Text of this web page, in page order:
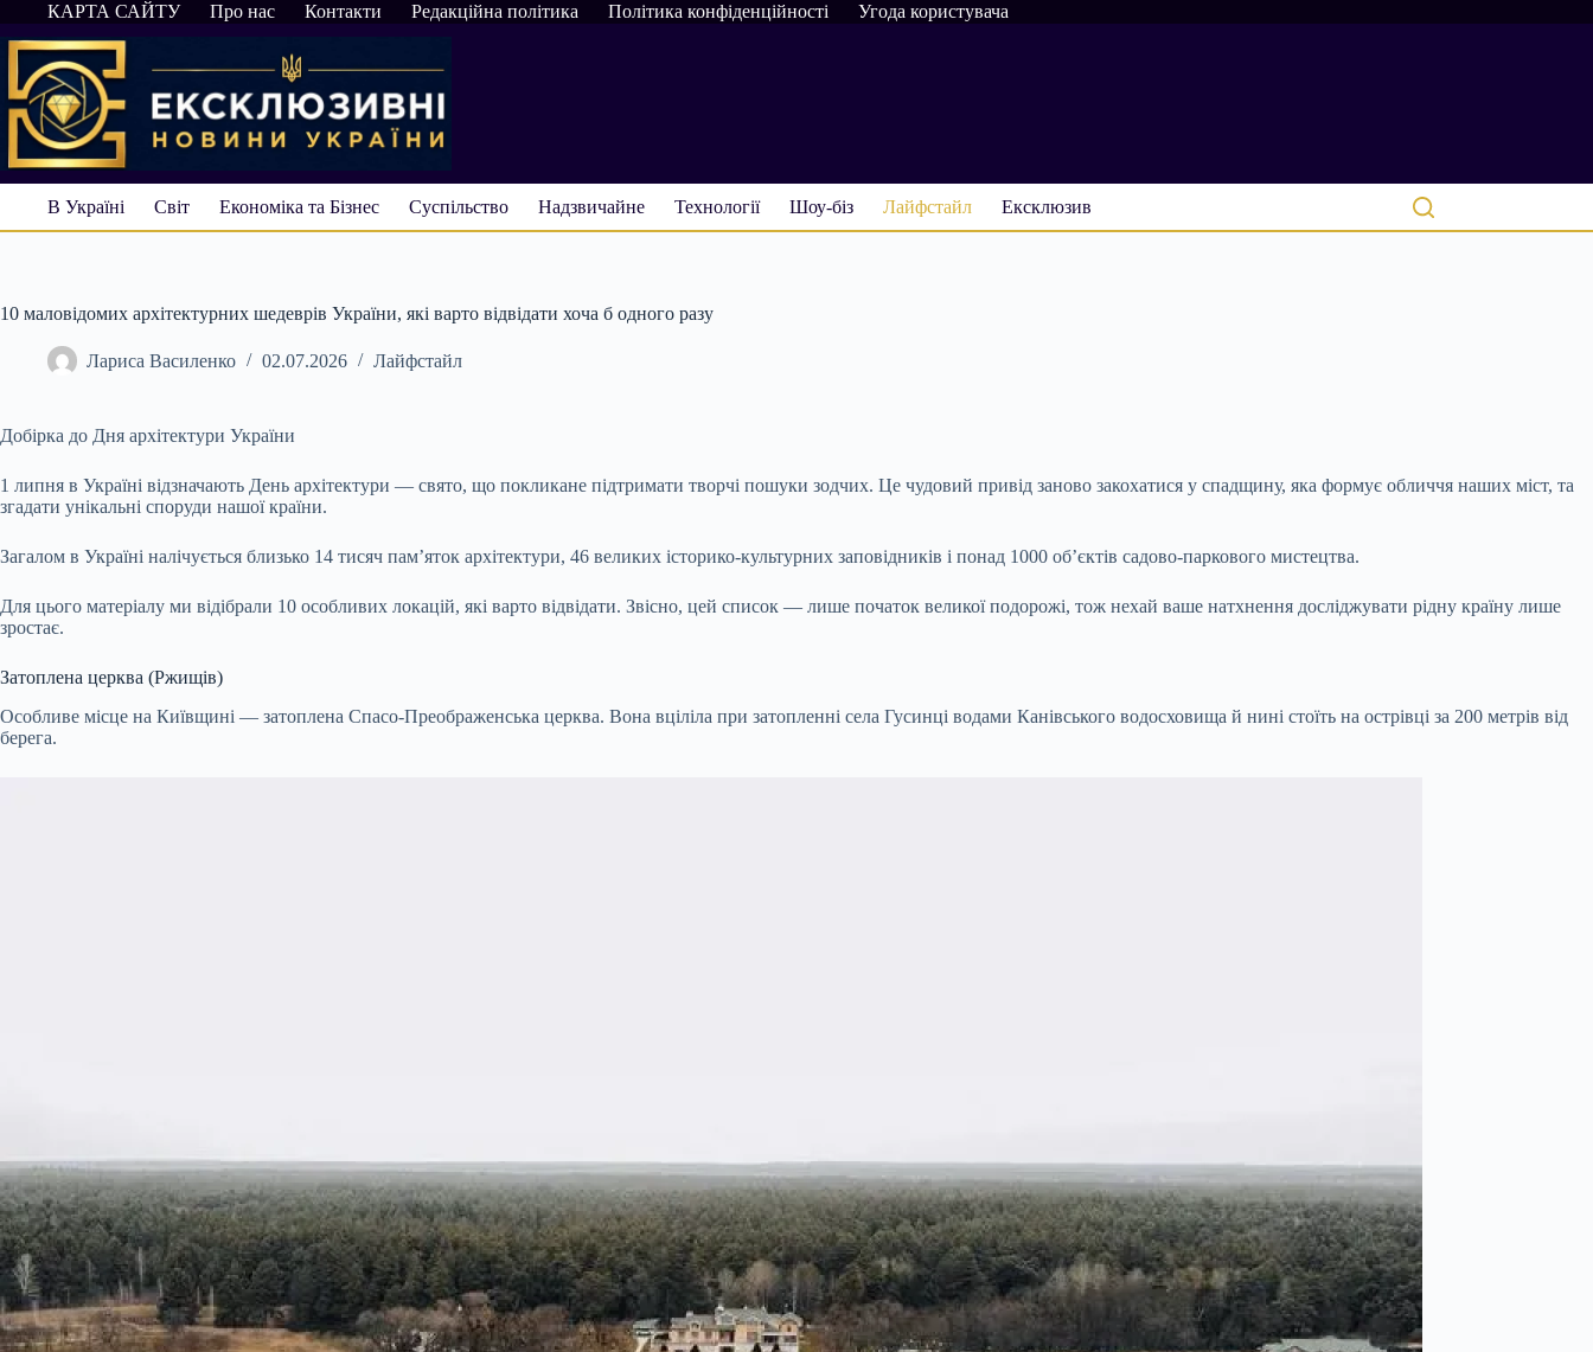
Перейти
до
вмісту
КАРТА САЙТУ Про нас Контакти Редакційна політика Політика конфіденційності Угода користувача
В Україні Світ Економіка та Бізнес Суспільство Надзвичайне Технології Шоу-біз Лайфстайл Ексклюзив
10 маловідомих архітектурних шедеврів України, які варто відвідати хоча б одного разу
Лариса Василенко 02.07.2026 Лайфстайл
Добірка до Дня архітектури України
1 липня в Україні відзначають День архітектури — свято, що покликане підтримати творчі пошуки зодчих. Це чудовий привід заново закохатися у спадщину, яка формує обличчя наших міст, та
згадати унікальні споруди нашої країни.
Загалом в Україні налічується близько 14 тисяч пам’яток архітектури, 46 великих історико-культурних заповідників і понад 1000 об’єктів садово-паркового мистецтва.
Для цього матеріалу ми відібрали 10 особливих локацій, які варто відвідати. Звісно, цей список — лише початок великої подорожі, тож нехай ваше натхнення досліджувати рідну країну лише
зростає.
Затоплена церква (Ржищів)
Особливе місце на Київщині — затоплена Спасо-Преображенська церква. Вона вціліла при затопленні села Гусинці водами Канівського водосховища й нині стоїть на острівці за 200 метрів від
берега.